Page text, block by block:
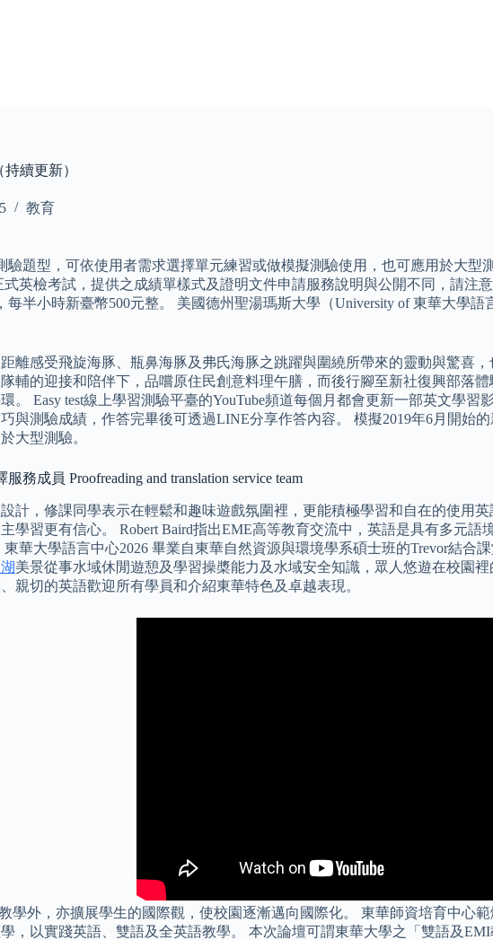
續更新）
教育
驗題型，可依使用者需求選擇單元練習或做模擬測驗使用，也可應用於大
英檢考試，提供之成績單樣式及證明文件申請服務說明與公開不同，請
半小時新臺幣500元整。 美國德州聖湯瑪斯大學（University of 東華大學語
離感受飛旋海豚、瓶鼻海豚及弗氏海豚之跳躍與圍繞所帶來的靈動與驚喜，
輔的迎接和陪伴下，品嚐原住民創意料理午膳，而後行腳至新社復興部落
。 Easy test線上學習測驗平臺的YouTube頻道每個月都會更新一部英文學
與測驗成績，作答完畢後可透過LINE分享作答內容。 模擬2019年6月開始
大型測驗。
務成員 Proofreading and translation service team
計，修課同學表示在輕鬆和趣味遊戲氛圍裡，更能積極學習和自在的使用
學習更有信心。 Robert Baird指出EME高等教育交流中，英語是具有多元
華大學語言中心2026 畢業自東華自然資源與環境學系碩士班的Trevor結
美景從事水域休閒遊憩及學習操槳能力及水域安全知識，眾人悠遊在校園
親切的英語歡迎所有學員和介紹東華特色及卓越表現。
學外，亦擴展學生的國際觀，使校園逐漸邁向國際化。 東華師資培育中心
，以實踐英語、雙語及全英語教學。 本次論壇可謂東華大學之「雙語及